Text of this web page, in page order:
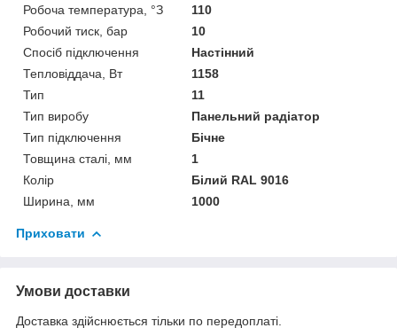
Робоча температура, °З
110
Робочий тиск, бар
10
Спосіб підключення
Настінний
Тепловіддача, Вт
1158
Тип
11
Тип виробу
Панельний радіатор
Тип підключення
Бічне
Товщина сталі, мм
1
Колір
Білий RAL 9016
Ширина, мм
1000
Приховати
Умови доставки
Доставка здійснюється тільки по передоплаті.